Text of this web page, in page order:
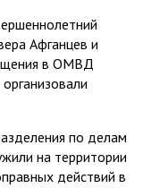
Афганцев и
в ОМВД
по делам
на территории
действий в